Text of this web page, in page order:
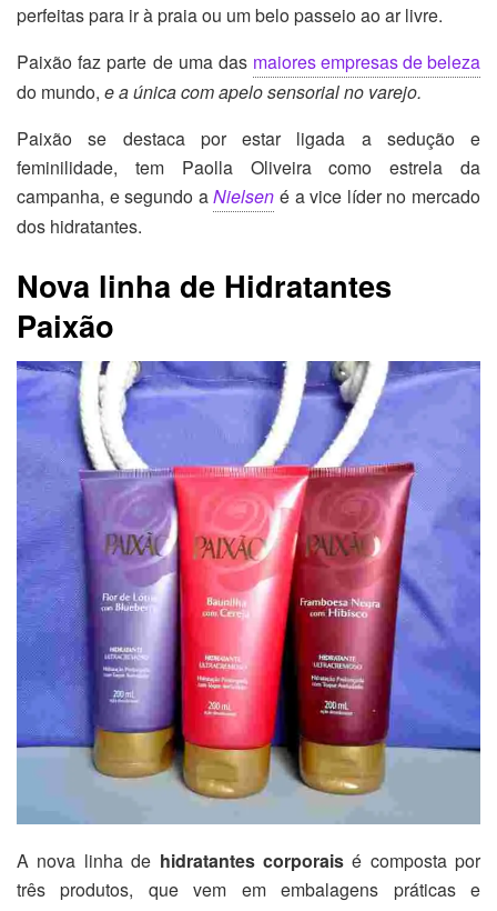
perfeitas para ir à praia ou um belo passeio ao ar livre.
Paixão faz parte de uma das maiores empresas de beleza
do mundo, e a única com apelo sensorial no varejo.
Paixão se destaca por estar ligada a sedução e
feminilidade, tem Paolla Oliveira como estrela da
campanha, e segundo aNielsen é a vice líder no mercado
dos hidratantes.
Nova linha de Hidratantes
Paixão
A nova linha de hidratantes corporaisé composta por
três produtos, que vem em embalagens práticas e